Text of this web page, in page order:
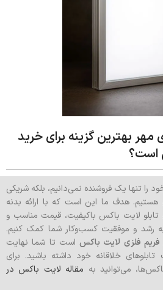
مهر بهترین گزینه برای خرید
است؟
را تنها یک فروشنده نمی‌دانیم، بلکه شریکی
هستیم. هدف ما این است که با ارائه بدنه
لایت باکس باکیفیت، قیمت مناسب و
رشد و موفقیت کسب‌وکار شما کمک کنیم.
فریم فلزی لایت باکس است تا شما نهایت
خلاقانه خود داشته باشید. برای
می‌توانید به مقاله لایت باکس در